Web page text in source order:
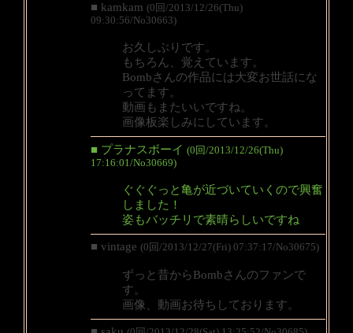
■ kamkam (0回/2013/12/26(Thu)
09:30:56/No30663)
お久しぶりです。
もちろん、覚えています。
Bombさんの作品には大変お世話にな
ってます。
動画もまたいいですね。
画像板楽しみにしています。
■ プラナスボーイ (0回/2013/12/26(Thu)
17:16:01/No30669)
ぐぐぐっと亀が近づいていくので興奮
しました！
姿もバッチリで素晴らしいですね
■ vintage (0回/2013/12/27(Fri) 07:37:17/No30675)
ずっと昔からBombさんのファンで
す。
画像、動画お待ちしております。